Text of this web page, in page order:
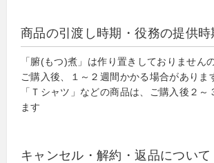
商品の引渡し時期・役務の提供時
「腑(もつ)煮」は作り置きしておりません
ご購入後、１～２週間かかる場合がありま
「Ｔシャツ」などの商品は、ご購入後２～
ます
キャンセル・解約・返品について